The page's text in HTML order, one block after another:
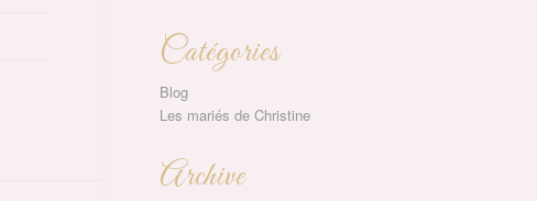
Catégories
Blog
Les mariés de Christine
Archive